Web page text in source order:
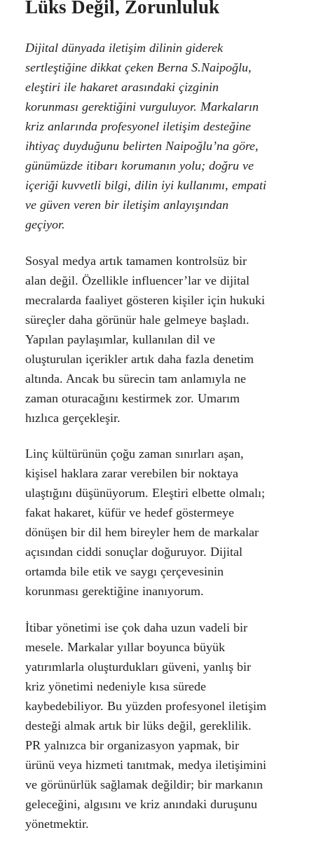
Lüks Değil, Zorunluluk
Dijital dünyada iletişim dilinin giderek
sertleştiğine dikkat çeken Berna S.Naipoğlu,
eleştiri ile hakaret arasındaki çizginin
korunması gerektiğini vurguluyor. Markaların
kriz anlarında profesyonel iletişim desteğine
ihtiyaç duyduğunu belirten Naipoğlu’na göre,
günümüzde itibarı korumanın yolu; doğru ve
içeriği kuvvetli bilgi, dilin iyi kullanımı, empati
ve güven veren bir iletişim anlayışından
geçiyor.
Sosyal medya artık tamamen kontrolsüz bir
alan değil. Özellikle influencer’lar ve dijital
mecralarda faaliyet gösteren kişiler için hukuki
süreçler daha görünür hale gelmeye başladı.
Yapılan paylaşımlar, kullanılan dil ve
oluşturulan içerikler artık daha fazla denetim
altında. Ancak bu sürecin tam anlamıyla ne
zaman oturacağını kestirmek zor. Umarım
hızlıca gerçekleşir.
Linç kültürünün çoğu zaman sınırları aşan,
kişisel haklara zarar verebilen bir noktaya
ulaştığını düşünüyorum. Eleştiri elbette olmalı;
fakat hakaret, küfür ve hedef göstermeye
dönüşen bir dil hem bireyler hem de markalar
açısından ciddi sonuçlar doğuruyor. Dijital
ortamda bile etik ve saygı çerçevesinin
korunması gerektiğine inanıyorum.
İtibar yönetimi ise çok daha uzun vadeli bir
mesele. Markalar yıllar boyunca büyük
yatırımlarla oluşturdukları güveni, yanlış bir
kriz yönetimi nedeniyle kısa sürede
kaybedebiliyor. Bu yüzden profesyonel iletişim
desteği almak artık bir lüks değil, gereklilik.
PR yalnızca bir organizasyon yapmak, bir
ürünü veya hizmeti tanıtmak, medya iletişimini
ve görünürlük sağlamak değildir; bir markanın
geleceğini, algısını ve kriz anındaki duruşunu
yönetmektir.